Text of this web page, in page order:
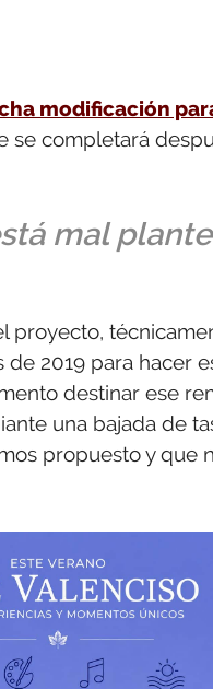
modificación
se completará
mal
proyecto,
2019 para hacer
destinar ese
una bajada de
propuesto y que